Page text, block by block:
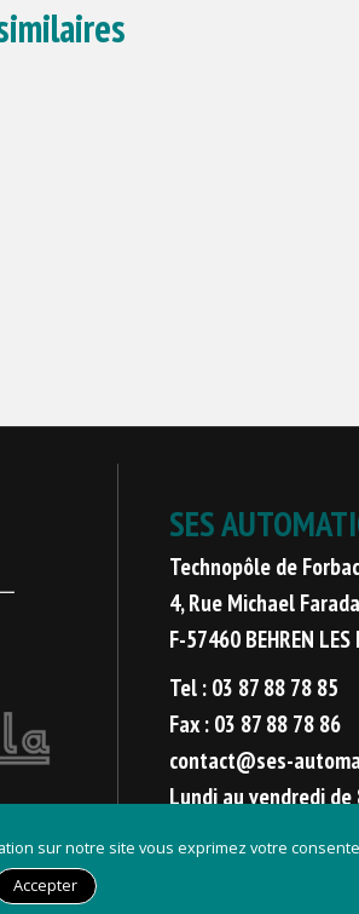
sur notre site vous exprimez votre
SES
Technopôle de
4, Rue Michael
F-57460 BEHREN LES
Tel : 03 87 88 78 85
Fax : 03 87 88 78 86
contact@ses-
Lundi au vendredi de
Développement